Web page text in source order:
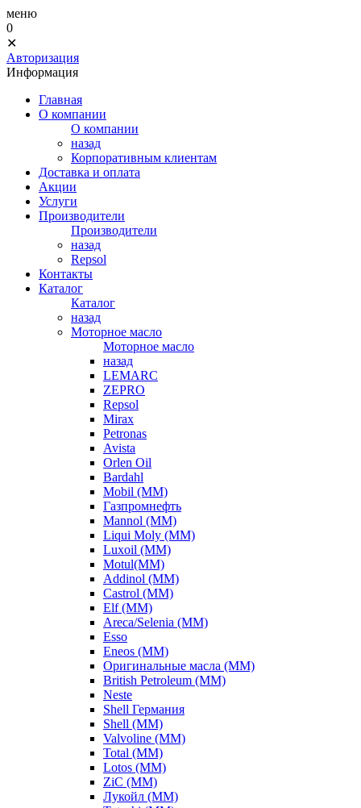
меню
0
✕
Авторизация
Информация
Главная
О компании
О компании
назад
Корпоративным клиентам
Доставка и оплата
Акции
Услуги
Производители
Производители
назад
Repsol
Контакты
Каталог
Каталог
назад
Моторное масло
Моторное масло
назад
LEMARC
ZEPRO
Repsol
Mirax
Petronas
Avista
Orlen Oil
Bardahl
Mobil (ММ)
Газпромнефть
Mannol (ММ)
Liqui Moly (ММ)
Luxoil (ММ)
Motul(ММ)
Addinol (ММ)
Castrol (ММ)
Elf (ММ)
Areca/Selenia (ММ)
Esso
Eneos (ММ)
Оригинальные масла (ММ)
British Petroleum (ММ)
Neste
Shell Германия
Shell (ММ)
Valvoline (ММ)
Total (ММ)
Lotos (ММ)
ZiC (ММ)
Лукойл (ММ)